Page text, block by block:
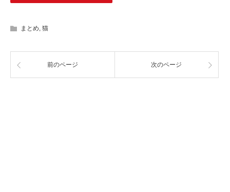
まとめ, 猫
前のページ 次のページ